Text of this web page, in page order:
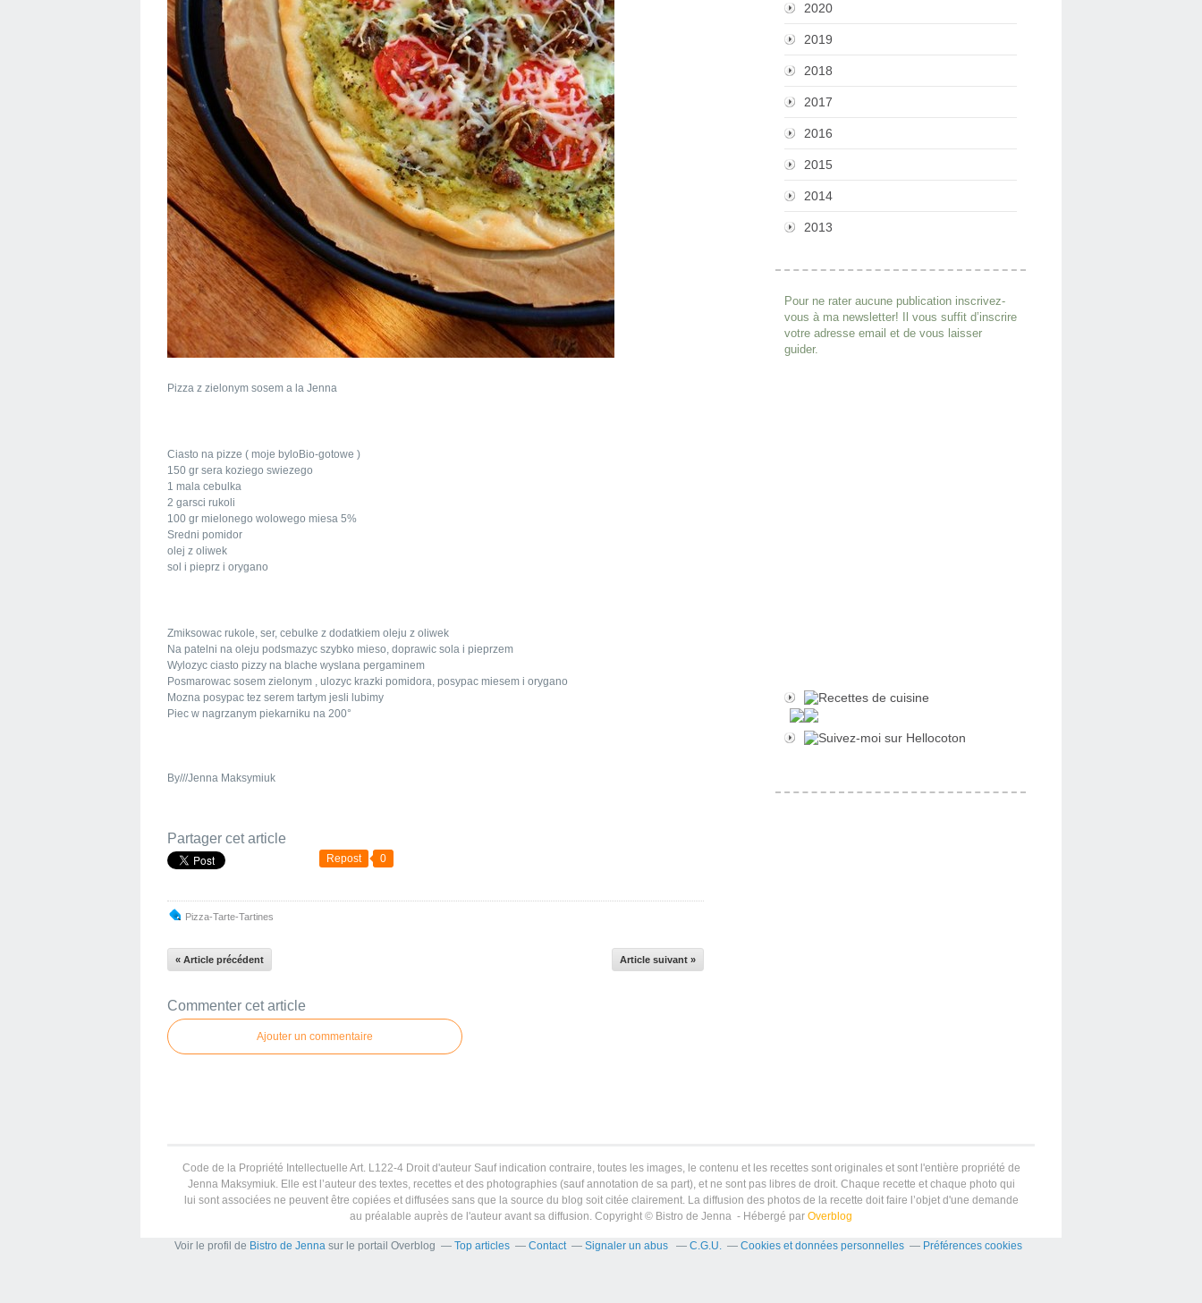
Pizza z zielonym sosem a la Jenna
Ciasto na pizze ( moje byloBio-gotowe )
150 gr sera koziego swiezego
1 mala cebulka
2 garsci rukoli
100 gr mielonego wolowego miesa 5%
Sredni pomidor
olej z oliwek
sol i pieprz i orygano
Zmiksowac rukole, ser, cebulke z dodatkiem oleju z oliwek
Na patelni na oleju podsmazyc szybko mieso, doprawic sola i pieprzem
Wylozyc ciasto pizzy na blache wyslana pergaminem
Posmarowac sosem zielonym , ulozyc krazki pomidora, posypac miesem i orygano
Mozna posypac tez serem tartym jesli lubimy
Piec w nagrzanym piekarniku na 200°
By///Jenna Maksymiuk
Partager cet article
Repost 0
Pizza-Tarte-Tartines
« Article précédent Article suivant »
Commenter cet article
Ajouter un commentaire
2020
2019
2018
2017
2016
2015
2014
2013
Pour ne rater aucune publication inscrivez-
vous à ma newsletter! Il vous suffit d’inscrire
votre adresse email et de vous laisser
guider.
Code de la Propriété Intellectuelle Art. L122-4 Droit d'auteur Sauf indication contraire, toutes les images, le contenu et les recettes sont originales et sont l'entière propriété de
Jenna Maksymiuk. Elle est l’auteur des textes, recettes et des photographies (sauf annotation de sa part), et ne sont pas libres de droit. Chaque recette et chaque photo qui
lui sont associées ne peuvent être copiées et diffusées sans que la source du blog soit citée clairement. La diffusion des photos de la recette doit faire l’objet d'une demande
au préalable auprès de l'auteur avant sa diffusion. Copyright © Bistro de Jenna - Hébergé par Overblog
Voir le profil de Bistro de Jenna sur le portail Overblog Top articles Contact Signaler un abus C.G.U. Cookies et données personnelles Préférences cookies